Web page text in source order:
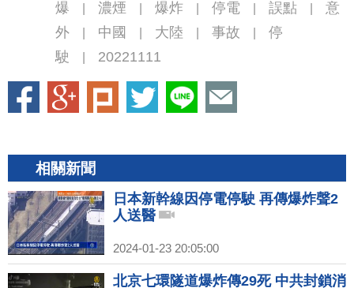
爆 濃煙 爆炸 停電 誤點
意
外
中國 大陸 事故
停
駛
20221111
相關新聞
日本新幹線因停電停駛 再傳爆炸聲2
人送醫
2024-01-23 20:05:00
北京七環隧道爆炸傳29死 中共封鎖消